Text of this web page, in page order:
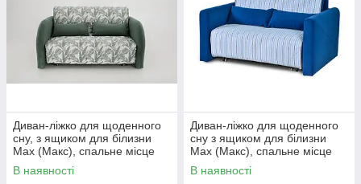
Диван-ліжко для щоденного
сну, з ящиком для білизни
Max (Макс), спальне місце
1,0
В наявності
Диван-ліжко для щоденного
сну з ящиком для білизни
Max (Макс), спальне місце
1,4
В наявності